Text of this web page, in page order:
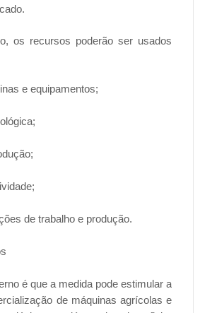
os recursos poderão ser usados
e equipamentos;
de trabalho e produção.
é que a medida pode estimular a
de máquinas agrícolas e